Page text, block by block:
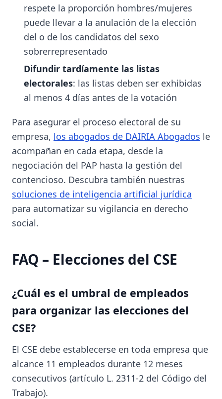
respete la proporción hombres/mujeres
puede llevar a la anulación de la elección
del o de los candidatos del sexo
sobrerrepresentado
Difundir tardíamente las listas
electorales: las listas deben ser exhibidas
al menos 4 días antes de la votación
Para asegurar el proceso electoral de su
empresa, los abogados de DAIRIA Abogados le
acompañan en cada etapa, desde la
negociación del PAP hasta la gestión del
contencioso. Descubra también nuestras
soluciones de inteligencia artificial jurídica
para automatizar su vigilancia en derecho
social.
FAQ – Elecciones del CSE
¿Cuál es el umbral de empleados
para organizar las elecciones del
CSE?
El CSE debe establecerse en toda empresa que
alcance 11 empleados durante 12 meses
consecutivos (artículo L. 2311-2 del Código del
Trabajo).